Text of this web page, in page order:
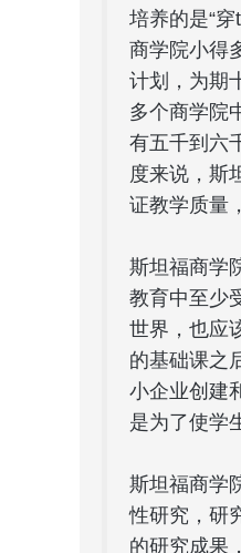
培养的是“
商学院小得
计划，为期
多个商学院
有五千到六
度来说，斯
证教学质量
斯坦福商学
教育中至少
世界，也应
的基础课之
小企业创建
是为了使学
斯坦福商学
性研究，研
的研究成果